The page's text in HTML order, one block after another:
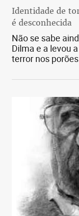
Identidade de
é desconhecida
Não se sabe
Dilma e a levou
terror nos